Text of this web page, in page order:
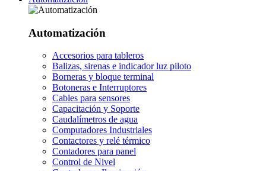
Automatización
Accesorios para tableros
Balizas, sirenas e indicador luz piloto
Borneras y bloque terminal
Botoneras e Interruptores
Cables para sensores
Capacitación y Soporte
Caudalímetros de agua
Computadores Industriales
Contactores y relé térmico
Contadores para panel
Control de Nivel